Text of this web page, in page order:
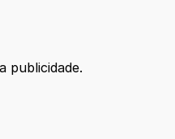
publicidade.